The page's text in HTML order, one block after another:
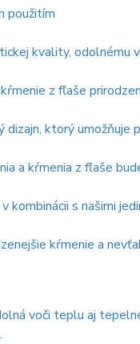
použitím
kvality, odolnému
z fľaše
dizajn, ktorý umožňuje
a kŕmenia z fľaše
kombinácii s našimi
kŕmenie a
voči teplu aj